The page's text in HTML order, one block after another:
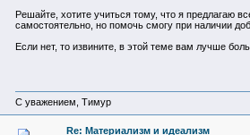
Решайте, хотите учиться тому, что я предлагаю
самостоятельно, но помочь смогу при наличии
Если нет, то извините, в этой теме вам лучше
С уважением, Тимур
Re: Материализм и идеализм